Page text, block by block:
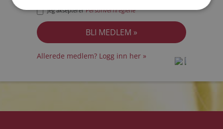
Jeg akseptererPersonvernreglene
Allerede medlem? Logg inn her »